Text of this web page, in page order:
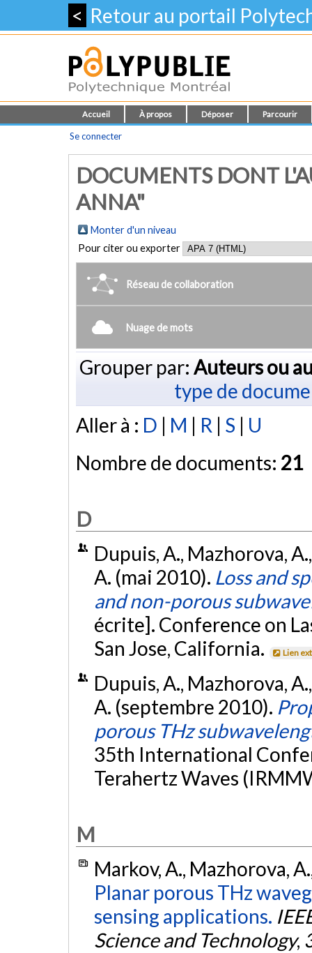
< Retour au portail
Accueil À propos Déposer Parcourir
Se connecter
DOCUMENTS DONT
ANNA"
Monter d'un niveau
Pour citer ou exporter
Réseau de collaboration
Nuage de mots
Grouper par: Auteurs ou
type de
Aller à : D | M | R | S | U
Nombre de documents: 21
D
Dupuis, A., Mazhorova,
A. (mai 2010). Loss and
and non-porous
écrite]. Conference on
San Jose, California.
Lien
Dupuis, A., Mazhorova,
A. (septembre 2010).
porous THz
35th International
Terahertz Waves
M
Markov, A., Mazhorova,
Planar porous THz
sensing applications.
Science and Technology,